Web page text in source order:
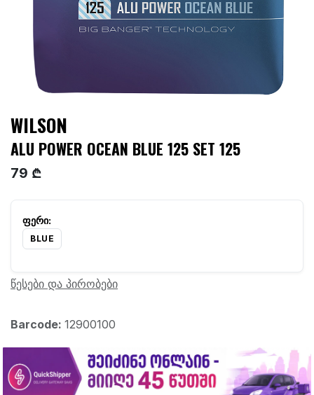
WILSON
ALU POWER OCEAN BLUE 125 SET 125
79 ₾
BLUE
წესები და პირობები
Barcode: 12900100